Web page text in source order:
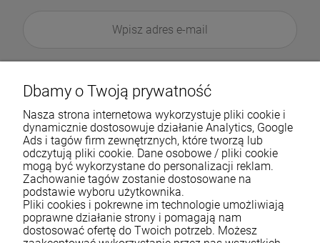
Pomoc
Dbamy o Twoją prywatność
Nasza strona internetowa wykorzystuje pliki cookie i
dynamicznie dostosowuje działanie Analytics, Google
Ads i tagów firm zewnętrznych, które tworzą lub
odczytują pliki cookie. Dane osobowe / pliki cookie
mogą być wykorzystane do personalizacji reklam.
Zachowanie tagów zostanie dostosowane na
podstawie wyboru użytkownika.
Pliki cookies i pokrewne im technologie umożliwiają
poprawne działanie strony i pomagają nam
dostosować ofertę do Twoich potrzeb. Możesz